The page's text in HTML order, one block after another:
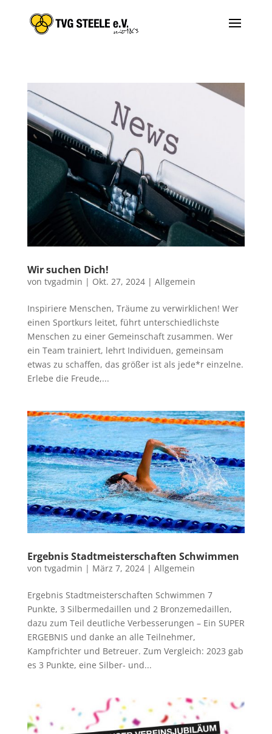
Wir suchen Dich!
von tvgadmin | Okt. 27, 2024| Allgemein
Inspiriere Menschen, Träume zu verwirklichen! Wer
einen Sportkurs leitet, führt unterschiedlichste
Menschen zu einer Gemeinschaft zusammen. Wer
ein Team trainiert, lehrt Individuen, gemeinsam
etwas zu schaffen, das größer ist als jede*r einzelne.
Erlebe die Freude,...
Ergebnis Stadtmeisterschaften Schwimmen
von tvgadmin | März 7, 2024| Allgemein
Ergebnis Stadtmeisterschaften Schwimmen 7
Punkte, 3 Silbermedaillen und 2 Bronzemedaillen,
dazu zum Teil deutliche Verbesserungen – Ein SUPER
ERGEBNIS und danke an alle Teilnehmer,
Kampfrichter und Betreuer. Zum Vergleich: 2023 gab
es 3 Punkte, eine Silber- und...